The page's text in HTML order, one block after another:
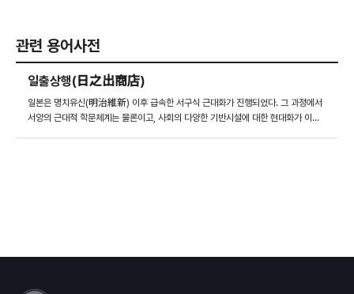
관련 용어사전
일출상행(日之出商店)
일본은 명치유신(明治維新) 이후 급속한 서구식 근대화가 진행되었다. 그 과정에서
서양의 근대적 학문체계는 물론이고, 사회의 다양한 기반시설에 대한 현대화가 이뤄